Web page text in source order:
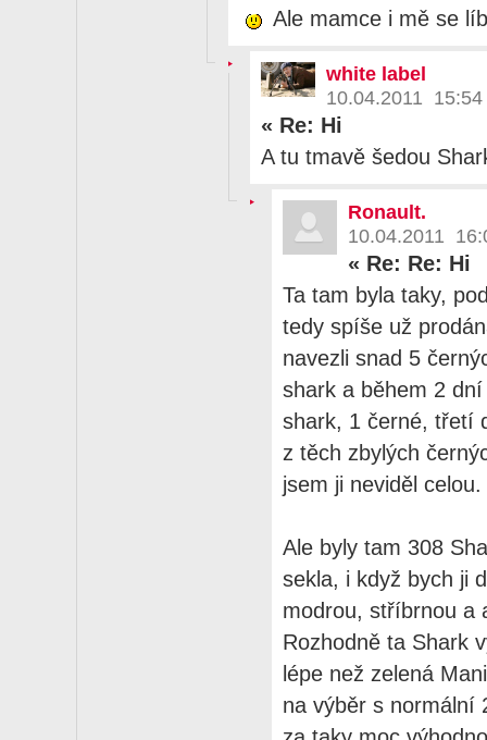
Ale mamce i mě se
white label
10.04.2011 15:54
« Re: Hi
A tu tmavě šedou
Ronault.
10.04.2011
« Re: Re: Hi
Ta tam byla taky,
tedy spíše už
navezli snad 5
shark a během 2
shark, 1 černé, třetí
z těch zbylých
jsem ji neviděl
Ale byly tam 308
sekla, i když bych ji
modrou, stříbrnou a
Rozhodně ta Shark
lépe než zelená
na výběr s normální